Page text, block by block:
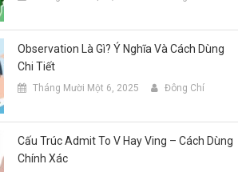
Observation Là Gì? Ý Nghĩa Và Cách Dùng
Chi Tiết
Tháng Mười Một 6, 2025 Đông Chí
Cấu Trúc Admit To V Hay Ving – Cách Dùng
Chính Xác